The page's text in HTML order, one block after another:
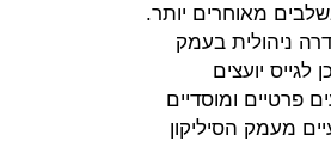
מאוחרים יותר.
ניהולית בעמק
לגייס יועצים
פרטיים ומוסדיים
100 מנטורים מקצועיים מעמק הסיליקון